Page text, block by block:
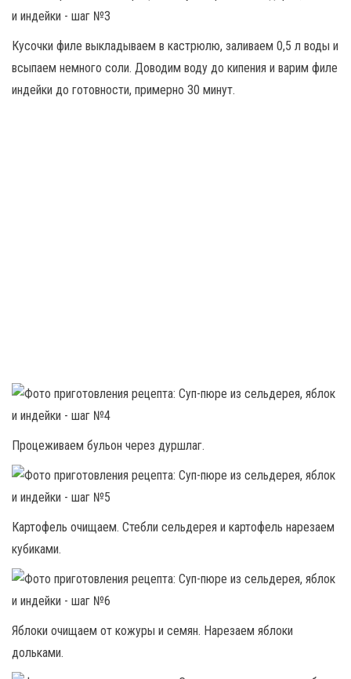
Кусочки филе выкладываем в кастрюлю, заливаем 0,5 л воды и
всыпаем немного соли. Доводим воду до кипения и варим филе
индейки до готовности, примерно 30 минут.
Процеживаем бульон через дуршлаг.
Картофель очищаем. Стебли сельдерея и картофель нарезаем
кубиками.
Яблоки очищаем от кожуры и семян. Нарезаем яблоки
дольками.